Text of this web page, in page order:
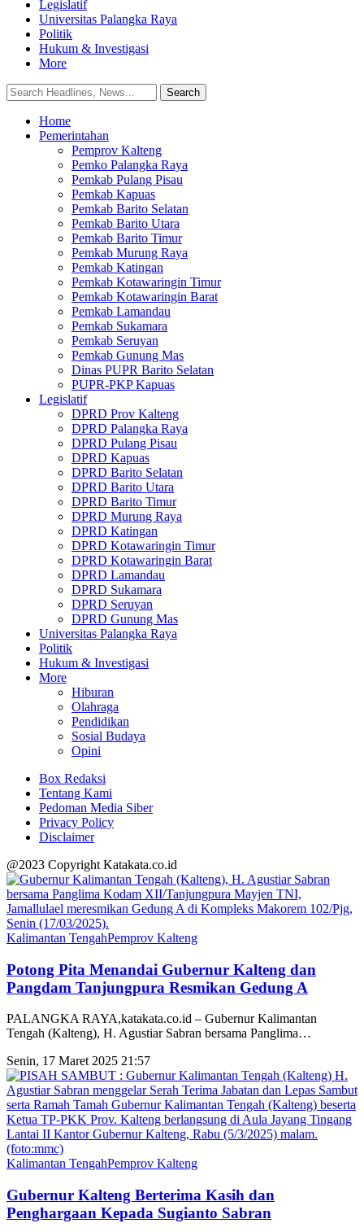
Legislatif
Universitas Palangka Raya
Politik
Hukum & Investigasi
More
Home
Pemerintahan
Pemprov Kalteng
Pemko Palangka Raya
Pemkab Pulang Pisau
Pemkab Kapuas
Pemkab Barito Selatan
Pemkab Barito Utara
Pemkab Barito Timur
Pemkab Murung Raya
Pemkab Katingan
Pemkab Kotawaringin Timur
Pemkab Kotawaringin Barat
Pemkab Lamandau
Pemkab Sukamara
Pemkab Seruyan
Pemkab Gunung Mas
Dinas PUPR Barito Selatan
PUPR-PKP Kapuas
Legislatif
DPRD Prov Kalteng
DPRD Palangka Raya
DPRD Pulang Pisau
DPRD Kapuas
DPRD Barito Selatan
DPRD Barito Utara
DPRD Barito Timur
DPRD Murung Raya
DPRD Katingan
DPRD Kotawaringin Timur
DPRD Kotawaringin Barat
DPRD Lamandau
DPRD Sukamara
DPRD Seruyan
DPRD Gunung Mas
Universitas Palangka Raya
Politik
Hukum & Investigasi
More
Hiburan
Olahraga
Pendidikan
Sosial Budaya
Opini
Box Redaksi
Tentang Kami
Pedoman Media Siber
Privacy Policy
Disclaimer
@2023 Copyright Katakata.co.id
Kalimantan TengahPemprov Kalteng
Potong Pita Menandai Gubernur Kalteng dan
Pangdam Tanjungpura Resmikan Gedung A
PALANGKA RAYA,katakata.co.id – Gubernur Kalimantan
Tengah (Kalteng), H. Agustiar Sabran bersama Panglima…
Senin, 17 Maret 2025 21:57
Kalimantan TengahPemprov Kalteng
Gubernur Kalteng Berterima Kasih dan
Penghargaan Kepada Sugianto Sabran